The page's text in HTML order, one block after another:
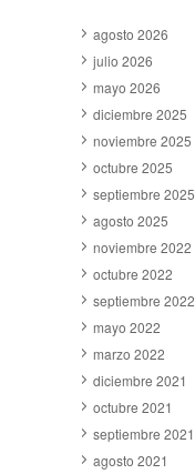
agosto 2026
julio 2026
mayo 2026
diciembre 2025
noviembre 2025
octubre 2025
septiembre 2025
agosto 2025
noviembre 2022
octubre 2022
septiembre 2022
mayo 2022
marzo 2022
diciembre 2021
octubre 2021
septiembre 2021
agosto 2021